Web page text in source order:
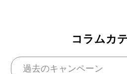
コラムカ
過去のキャンペーン